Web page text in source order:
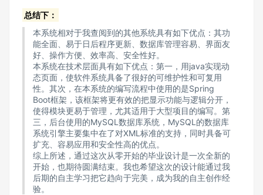
总结下：
本系统相对于我查阅到的其他系统具有如下优点：其功
能全面、易于日后程序更新、数据库管理容易、界面友
好、操作方便、效率高、安全性好。
本系统在技术层面具有如下优点：第一，用java实现动
态页面，使软件系统具备了很好的可维护性和可复用
性。其次，在本系统的编写流程中使用的是Spring
Boot框架，该框架将更有效的把显示功能与逻辑分开，
使得模块更易于管理，尤其适用于大型项目的编写。第
三，后台使用的MySQL数据库系统，MySQL的数据库
系统引擎主要集中在了对XML标准的支持，同时具备可
扩充、容易应用和安全性高的优点。
综上所述，通过这次从零开始的毕业设计是一次全新的
开始，也期待圆满结束。我也希望这次的设计能通过我
后期的自主学习把它趋向于完美，成为我的自主创作经
验。